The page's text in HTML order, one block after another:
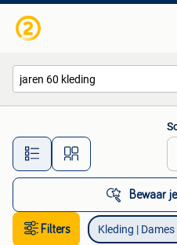
Alle
Bewaar
Filters Kleding | Dames